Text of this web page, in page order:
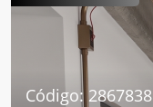
Código: 2867838